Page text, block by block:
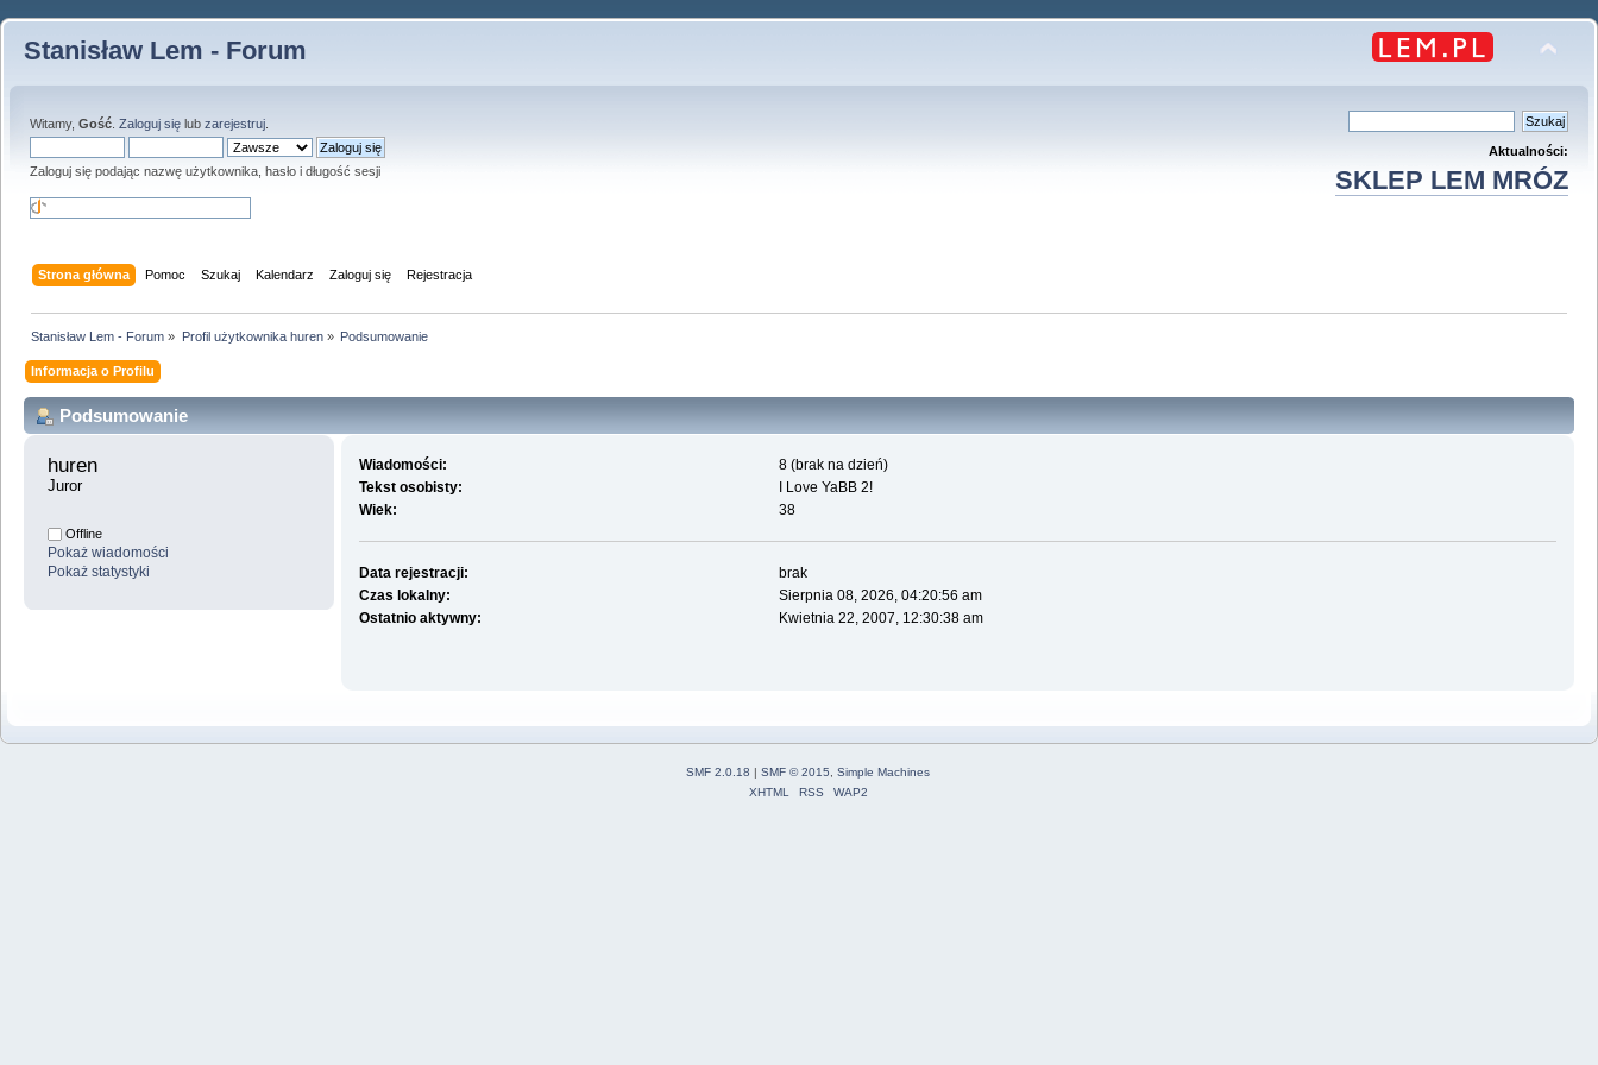
Stanisław Lem - Forum
Witamy, Gość Zaloguj się lub zarejestruj
Zaloguj się podając nazwę użytkownika, hasło i długość sesji
Aktualności:
SKLEP LEM MRÓZ
Strona główna Pomoc Szukaj Kalendarz Zaloguj się Rejestracja
Stanisław Lem - Forum » Profil użytkownika huren» Podsumowanie
Informacja o Profilu
Podsumowanie
huren
Juror
Offline
Pokaż wiadomości
Pokaż statystyki
Wiadomości:
8 (brak na dzień)
Tekst osobisty:
I Love YaBB 2!
Wiek:
38
Data rejestracji:
brak
Czas lokalny:
Sierpnia 08, 2026, 04:20:56 am
Ostatnio aktywny:
Kwietnia 22, 2007, 12:30:38 am
SMF 2.0.18 | SMF © 2015, Simple Machines
XHTML
RSS WAP2